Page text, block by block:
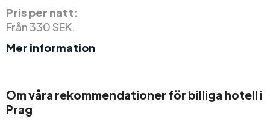
Pris per natt:
Från 330 SEK.
Mer information
Om våra rekommendationer för billiga hotell i
Prag